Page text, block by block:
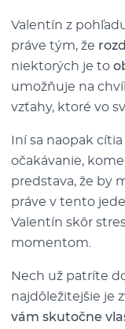
Valentín z
práve tým, že
niektorých je to
umožňuje na
vzťahy, ktoré vo
Iní sa naopak cítia
očakávanie,
predstava, že by
práve v tento
Valentín skôr
momentom.
Nech už patríte
najdôležitejšie je
vám skutočne